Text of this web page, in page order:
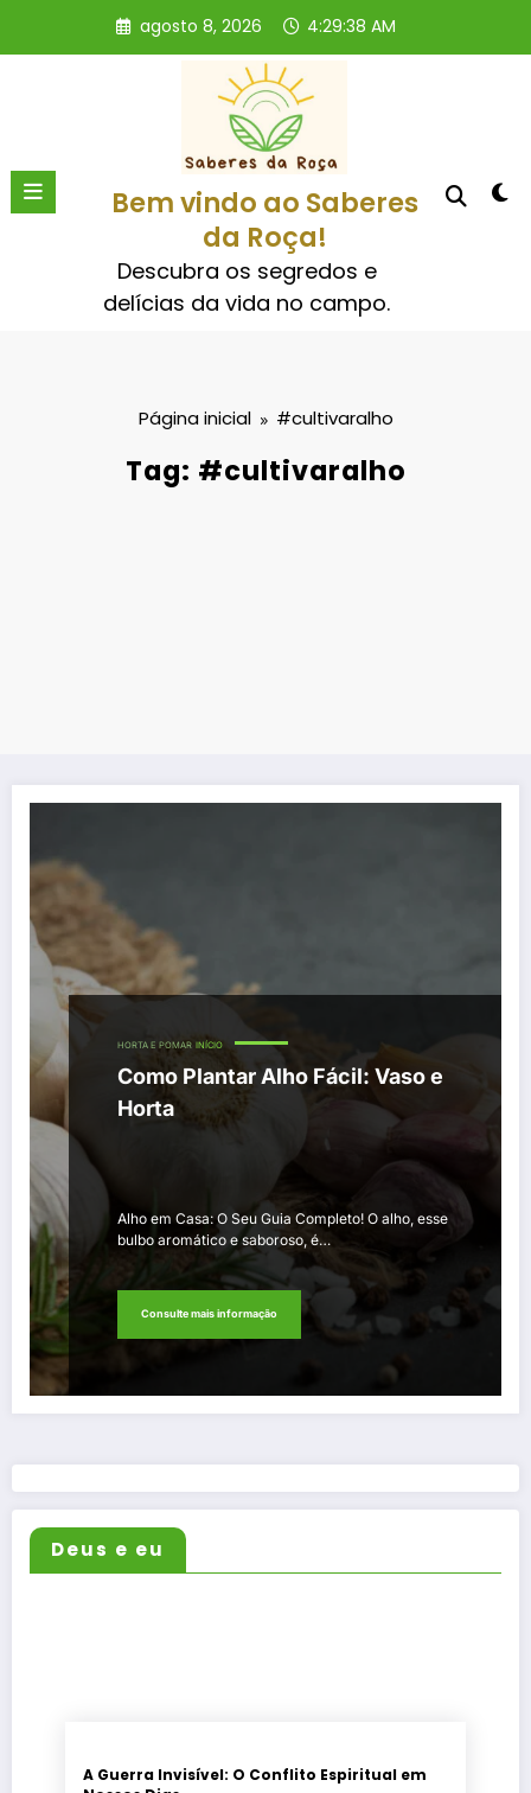
o
agosto 8, 2026 4:29:38 AM
Bem vindo ao Saberes
da Roça!
Descubra os segredos e
delícias da vida no campo.
Página inicial #cultivaralho
Tag: #cultivaralho
HORTA E POMAR INÍCIO
Como Plantar Alho Fácil: Vaso e
Horta
Alho em Casa: O Seu Guia Completo! O alho, esse
bulbo aromático e saboroso, é…
Consulte mais informação
Deus e eu
A Guerra Invisível: O Conflito Espiritual em